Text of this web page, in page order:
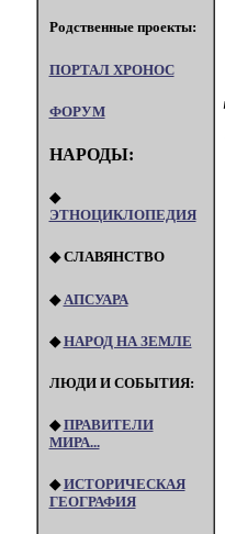
Родственные проекты:
ПОРТАЛ XPOHOC
ФОРУМ
НАРОДЫ:
◆
ЭТНОЦИКЛОПЕДИЯ
◆ СЛАВЯНСТВО
◆ АПСУАРА
◆НАРОД НА ЗЕМЛЕ
ЛЮДИ И СОБЫТИЯ:
◆ПРАВИТЕЛИ
МИРА...
◆ИСТОРИЧЕСКАЯ
ГЕОГРАФИЯ